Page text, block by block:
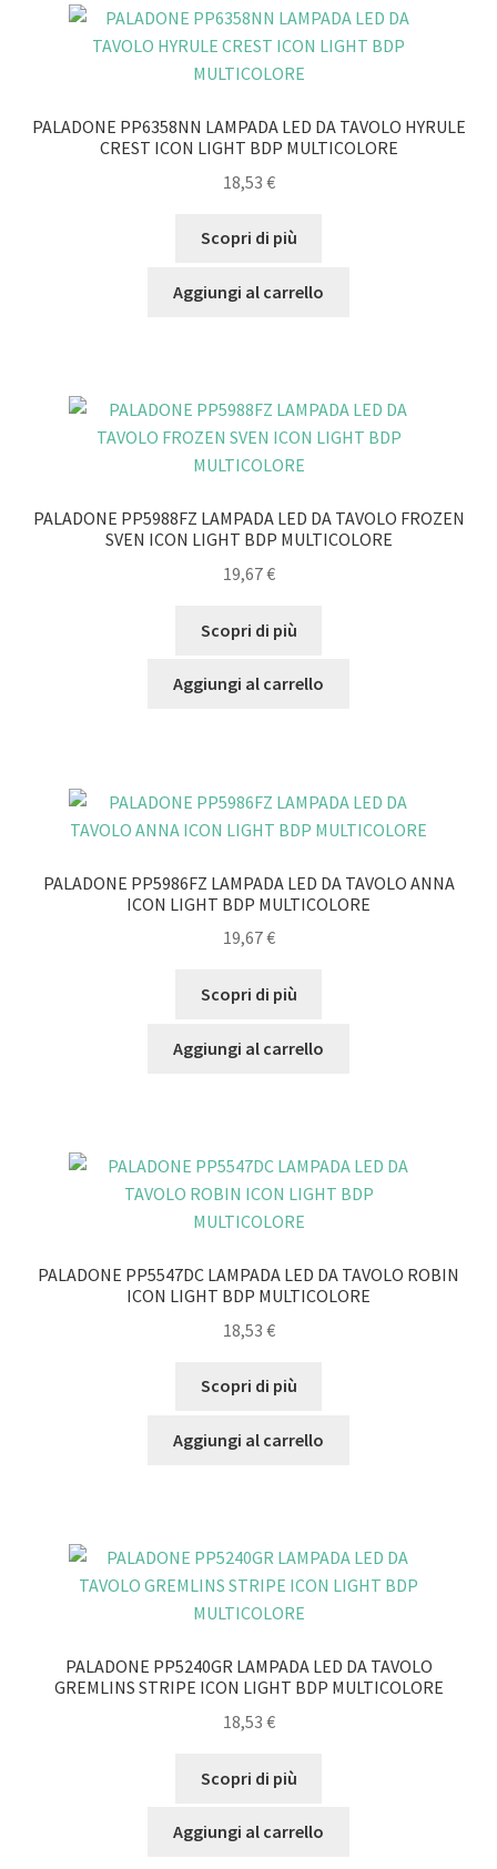
PALADONE PP6358NN LAMPADA LED DA TAVOLO HYRULE
CREST ICON LIGHT BDP MULTICOLORE
18,53 €
Scopri di più
Aggiungi al carrello
PALADONE PP5988FZ LAMPADA LED DA TAVOLO FROZEN
SVEN ICON LIGHT BDP MULTICOLORE
19,67€
Scopri di più
Aggiungi al carrello
PALADONE PP5986FZ LAMPADA LED DA TAVOLO ANNA
ICON LIGHT BDP MULTICOLORE
19,67€
Scopri di più
Aggiungi al carrello
PALADONE PP5547DC LAMPADA LED DA TAVOLO ROBIN
ICON LIGHT BDP MULTICOLORE
18,53 €
Scopri di più
Aggiungi al carrello
PALADONE PP5240GR LAMPADA LED DA TAVOLO
GREMLINS STRIPE ICON LIGHT BDP MULTICOLORE
18,53 €
Scopri di più
Aggiungi al carrello